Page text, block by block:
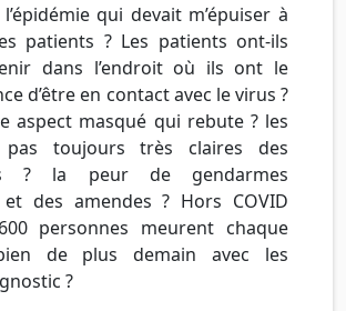
qui devait m’épuiser à
patients ? Les patients ont-ils
dans l’endroit où ils ont le
d’être en contact avec le virus ?
aspect masqué qui rebute ? les
pas toujours très claires des
? la peur de gendarmes
des amendes ? Hors COVID
personnes meurent chaque
de plus demain avec les
?